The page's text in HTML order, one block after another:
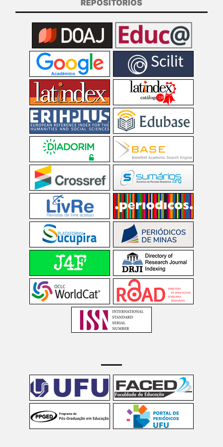
REPOSITÓRIOS